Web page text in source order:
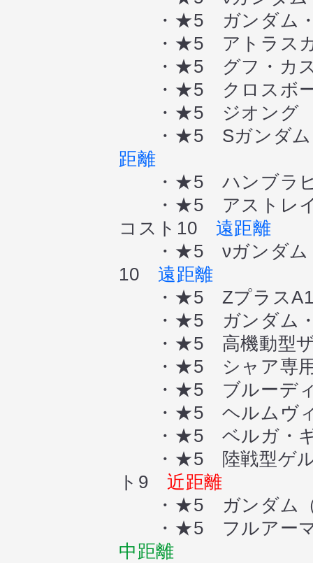
・★5 ガンダム・
・★5 アトラス
・★5 グフ・カ
・★5 クロスボー
・★5 ジオング
・★5 Sガンダム
距離
・★5 ハンブラ
・★5 アストレイ
コスト10 遠距離
・★5 νガンダム（
10 遠距離
・★5 ZプラスA1
・★5 ガンダム
・★5 高機動型ザ
・★5 シャア専用
・★5 ブルーディ
・★5 ヘルムヴィ
・★5 ベルガ・ギ
・★5 陸戦型ゲル
ト9 近距離
・★5 ガンダム（
・★5 フルアーマ
中距離